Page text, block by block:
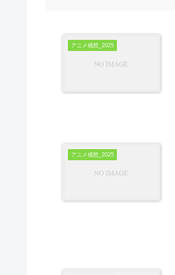
アニメ感想_2025
アニメ感想_2025